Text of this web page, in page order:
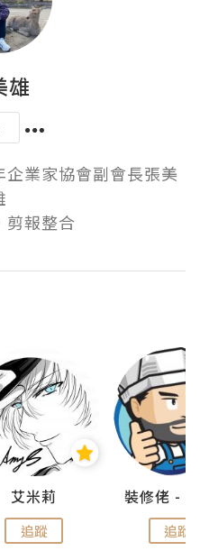
雄
業家協會副會長張美
剪報整合
艾米莉
追蹤 追蹤